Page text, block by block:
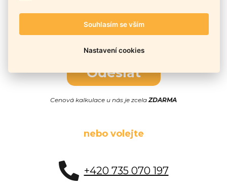
Odeslat
Cenová kalkulace u nás je zcelaZDARMA
nebo volejte
+420 735 070 197
Souhlasím se vším
Nastavení cookies